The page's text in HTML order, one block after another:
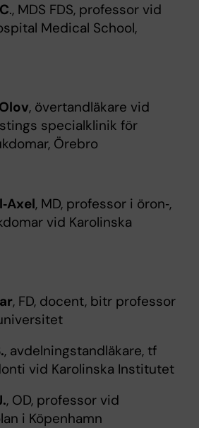
., MDS FDS, professor vid
Medical School,
, övertandläkare vid
specialklinik för
Örebro
, MD, professor i öron‐,
vid Karolinska
, FD, docent, bitr professor
, avdelningstandläkare, tf
vid Karolinska Institutet
, OD, professor vid
i Köpenhamn